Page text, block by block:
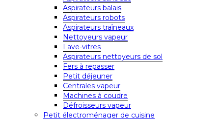
Aspirateurs balais
Aspirateurs robots
Aspirateurs traîneaux
Nettoyeurs vapeur
Lave-vitres
Aspirateurs nettoyeurs de sol
Fers à repasser
Petit déjeuner
Centrales vapeur
Machines à coudre
Défroisseurs vapeur
Petit électroménager de cuisine